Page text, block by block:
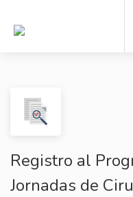
Registro al
Jornadas de